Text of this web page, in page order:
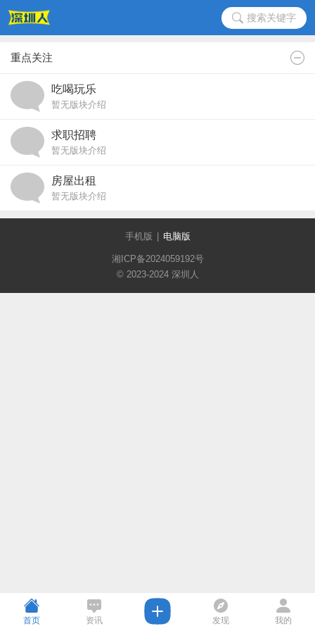
搜索关键字
重点关注
吃喝玩乐
暂无版块介绍
求职招聘
暂无版块介绍
房屋出租
暂无版块介绍
手机版 电脑版
湘ICP备2024059192号
© 2023-2024 深圳人
首页 资讯 发现 我的